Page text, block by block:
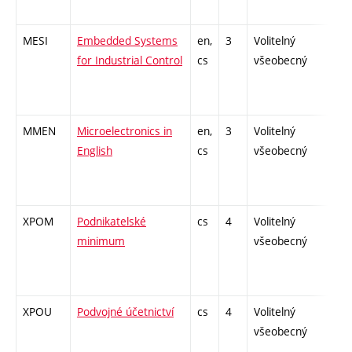
MESI
Embedded Systems
for Industrial Control
en,
cs
3
Volitelný
všeobecný
MMEN
Microelectronics in
English
en,
cs
3
Volitelný
všeobecný
XPOM
Podnikatelské
minimum
cs 4
Volitelný
všeobecný
XPOU Podvojné účetnictví cs 4
Volitelný
všeobecný